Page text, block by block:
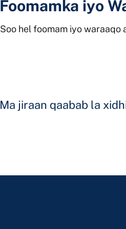
Foomamka iyo
Soo hel foomam iyo waraaqo
Ma jiraan qaabab la